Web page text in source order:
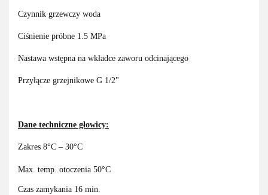
Czynnik grzewczy woda
Ciśnienie próbne 1.5 MPa
Nastawa wstępna na wkładce zaworu odcinającego
Przyłącze grzejnikowe G 1/2"
Dane techniczne głowicy:
Zakres 8°C – 30°C
Max. temp. otoczenia 50°C
Czas zamykania 16 min.